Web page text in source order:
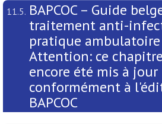
11.5. BAPCOC – Guide
traitement anti-
pratique ambulatoire
Attention: ce
encore été mis à jour
conformément à
BAPCOC